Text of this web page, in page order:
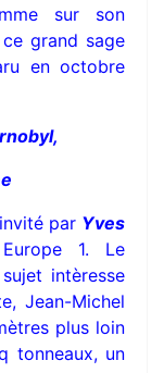
sur son
ce grand sage
en octobre
par Yves
1. Le
intèresse
Jean-Michel
plus loin
tonneaux, un